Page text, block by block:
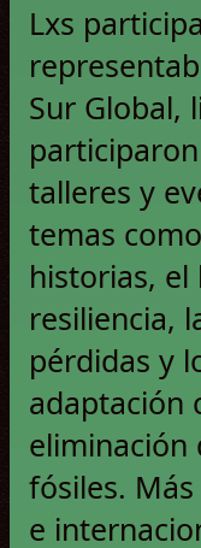
Lxs
Sur Global,
talleres y
temas
historias, el
resiliencia,
pérdidas y
adaptación
eliminación
fósiles.
e